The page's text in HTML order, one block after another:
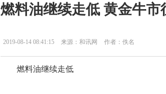
燃料油继续走低 黄金牛市
2019-08-14 08:41:15 来源：和讯网 作者：佚名
燃料油继续走低